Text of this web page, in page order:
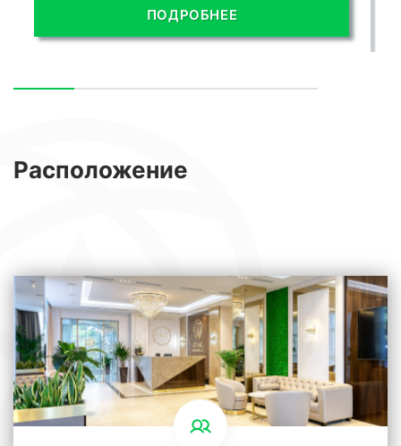
представляет собой роскошное жилье,
ПОДРОБНЕЕ
Расположение